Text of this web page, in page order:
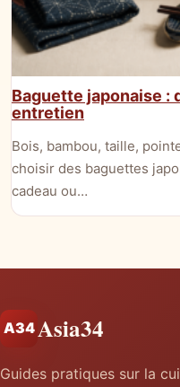
Baguette japonaise :
entretien
Bois, bambou, taille,
choisir des baguettes
cadeau ou…
A34Asia34
Guides pratiques sur la